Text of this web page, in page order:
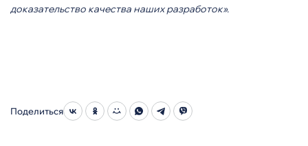
доказательство качества наших разработок».
Поделиться